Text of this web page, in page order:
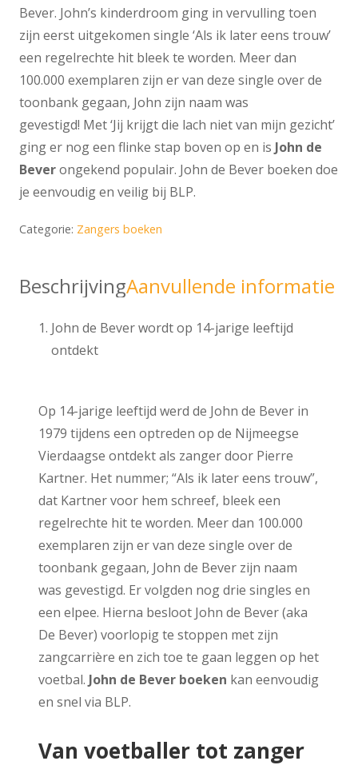
Bever. John’s kinderdroom ging in vervulling toen
zijn eerst uitgekomen single ‘Als ik later eens trouw’
een regelrechte hit bleek te worden. Meer dan
100.000 exemplaren zijn er van deze single over de
toonbank gegaan, John zijn naam was
gevestigd! Met ‘Jij krijgt die lach niet van mijn gezicht’
ging er nog een flinke stap boven op en is John de
Beverongekend populair. John de Bever boeken doe
je eenvoudig en veilig bij BLP.
Categorie: Zangers boeken
BeschrijvingAanvullende informatie
John de Bever wordt op 14-jarige leeftijd
ontdekt
Op 14-jarige leeftijd werd de John de Bever in
1979 tijdens een optreden op de Nijmeegse
Vierdaagse ontdekt als zanger door Pierre
Kartner. Het nummer; “Als ik later eens trouw”,
dat Kartner voor hem schreef, bleek een
regelrechte hit te worden. Meer dan 100.000
exemplaren zijn er van deze single over de
toonbank gegaan, John de Bever zijn naam
was gevestigd. Er volgden nog drie singles en
een elpee. Hierna besloot John de Bever (aka
De Bever) voorlopig te stoppen met zijn
zangcarrière en zich toe te gaan leggen op het
voetbal. John de Bever boeken kan eenvoudig
en snel via BLP.
Van voetballer tot zanger